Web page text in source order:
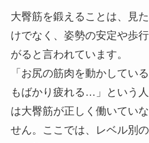
大臀筋を鍛えることは、見
けでなく、姿勢の安定や歩
がると言われています。
「お尻の筋肉を動かしてい
もばかり疲れる…」という
は大臀筋が正しく働いてい
せん。ここでは、レベル別